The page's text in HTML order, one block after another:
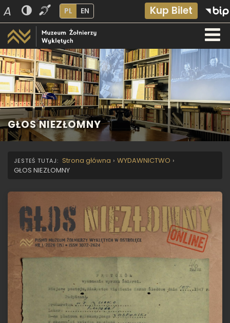
A PL EN Kup Bilet
GŁOS NIEZŁOMNY
Strona główna › WYDAWNICTWO ›
GŁOS NIEZŁOMNY